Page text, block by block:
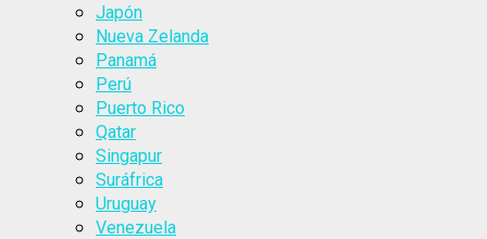
Japón
Nueva Zelanda
Panamá
Perú
Puerto Rico
Qatar
Singapur
Suráfrica
Uruguay
Venezuela